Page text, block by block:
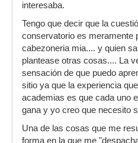
interesaba.
Tengo que decir que la
conservatorio es meramente
cabezoneria mia.... y quien
plantease otras cosas.... La
sensación de que puedo
sitio ya que la experiencia
academias es que cada uno
gana y yo creo que necesito
Una de las cosas que me
forma en la que me